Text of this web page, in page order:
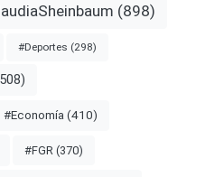
(898)
#Deportes (298)
#Economía (410)
#FGR (370)